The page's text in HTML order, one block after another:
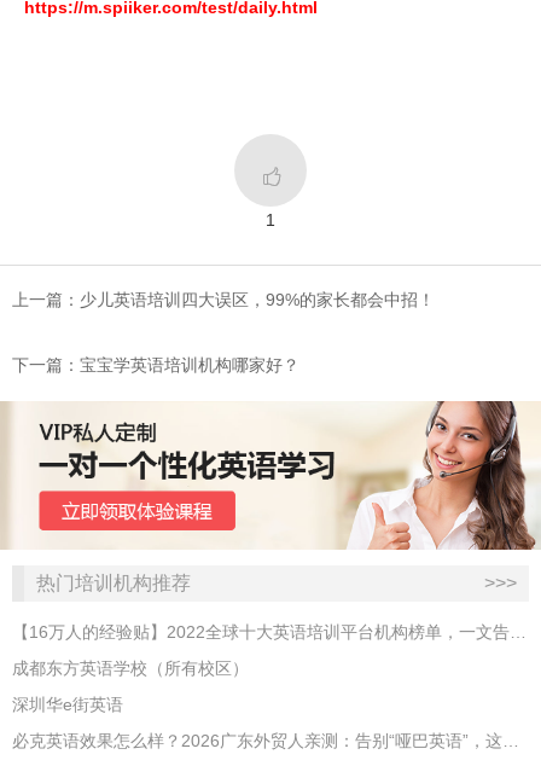
https://m.spiiker.com/test/daily.html

1
上一篇：少儿英语培训四大误区，99%的家长都会中招！
下一篇：宝宝学英语培训机构哪家好？
热门培训机构推荐 >>>
【16万人的经验贴】2022全球十大英语培训平台机构榜单，一文告诉你
成都东方英语学校（所有校区）
深圳华e街英语
必克英语效果怎么样？2026广东外贸人亲测：告别“哑巴英语”，这才是成年人最高效的自救指南！